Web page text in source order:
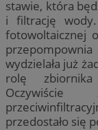
stawie, która
i filtrację
fotowoltaicznej
wydzielała już
rolę
Oczywiście
przedostało się